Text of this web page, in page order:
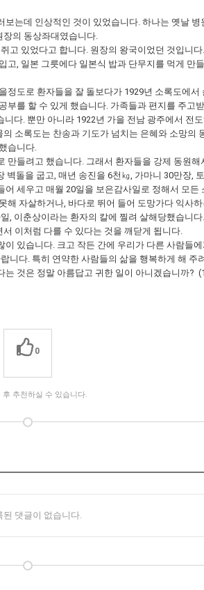
는데 인상적인 것이 있었습니다. 하나는 옛날
장의 동상좌대였습니다.
있었다고 합니다. 원장의 왕국이었던 것입니
, 일본 그릇에다 일본식 밥과 단무지를 먹게 만
도로 환자들을 잘 돌보다가 1929년 소록도에
를 할 수 있게 했습니다. 가족들과 편지를 주고
다. 뿐만 아니라 1922년 가을 전남 광주에서 전
소록도는 찬송과 기도가 넘치는 은혜와 소망의
습니다.
들려고 했습니다. 그래서 환자들을 강제 동원
돌을 굽고, 매년 송진을 6천㎏, 가마니 30만장,
세우고 매월 20일을 보은감사일로 정해서 모
자살하거나, 바다로 뛰어 들어 도망가다 익사
, 이춘상이라는 환자의 칼에 찔려 살해당했습니다.
이처럼 다를 수 있다는 것을 깨닫게 됩니다.
있습니다. 크고 작든 간에 우리가 다른 사람들
다. 특히 연약한 사람들의 삶을 행복하게 해
것은 정말 아름답고 귀한 일이 아니겠습니까?
0
후 추천하실 수 있습니다.
댓글이 없습니다.